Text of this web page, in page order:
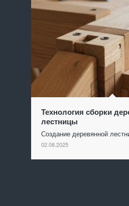
Технология сборки
лестницы
Создание деревянной
02.08.2025